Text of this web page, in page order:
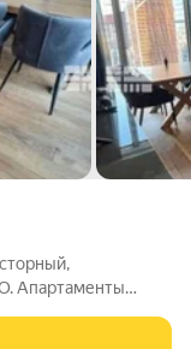
Апартаменты
с видами